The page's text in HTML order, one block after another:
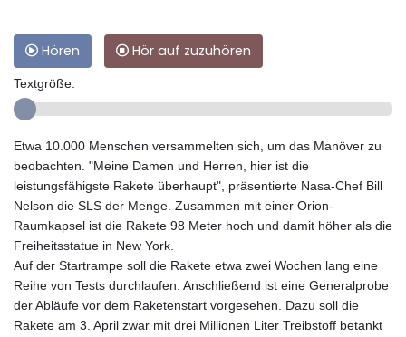
Hören Hör auf zuzuhören
Textgröße:
Etwa 10.000 Menschen versammelten sich, um das Manöver zu
beobachten. "Meine Damen und Herren, hier ist die
leistungsfähigste Rakete überhaupt", präsentierte Nasa-Chef Bill
Nelson die SLS der Menge. Zusammen mit einer Orion-
Raumkapsel ist die Rakete 98 Meter hoch und damit höher als die
Freiheitsstatue in New York.
Auf der Startrampe soll die Rakete etwa zwei Wochen lang eine
Reihe von Tests durchlaufen. Anschließend ist eine Generalprobe
der Abläufe vor dem Raketenstart vorgesehen. Dazu soll die
Rakete am 3. April zwar mit drei Millionen Liter Treibstoff betankt